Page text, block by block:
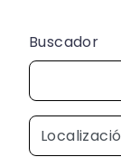
Buscador